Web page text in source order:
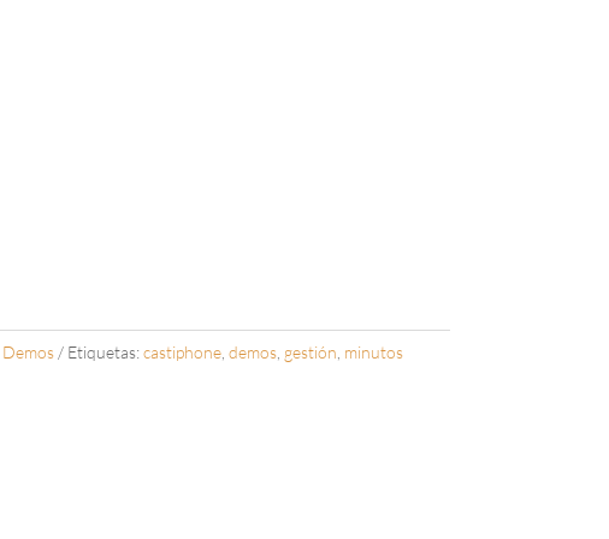
Demos Etiquetas:castiphone, demos, gestión minutos